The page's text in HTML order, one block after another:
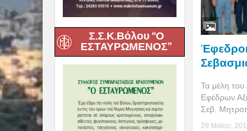
Σ.Σ.Κ.Βόλου “Ο
ΕΣΤΑΥΡΩΜΕΝΟΣ”
Τα μέλη
Εφέδρων
Σεβ.
29 Μαΐου,